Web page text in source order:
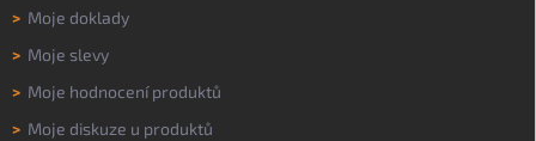
> Moje doklady
> Moje slevy
> Moje hodnocení produktů
> Moje diskuze u produktů